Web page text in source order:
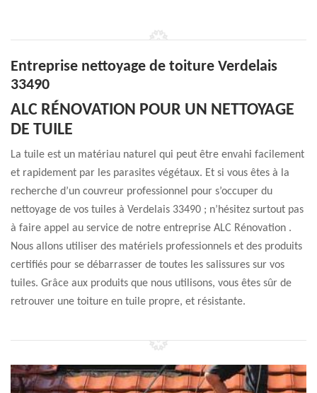
Entreprise nettoyage de toiture Verdelais
33490
ALC RÉNOVATION POUR UN NETTOYAGE
DE TUILE
La tuile est un matériau naturel qui peut être envahi facilement
et rapidement par les parasites végétaux. Et si vous êtes à la
recherche d’un couvreur professionnel pour s’occuper du
nettoyage de vos tuiles à Verdelais 33490 ; n’hésitez surtout pas
à faire appel au service de notre entreprise ALC Rénovation .
Nous allons utiliser des matériels professionnels et des produits
certifiés pour se débarrasser de toutes les salissures sur vos
tuiles. Grâce aux produits que nous utilisons, vous êtes sûr de
retrouver une toiture en tuile propre, et résistante.